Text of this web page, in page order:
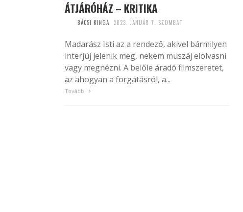
ÁTJÁRÓHÁZ – KRITIKA
BÁCSI KINGA 2023. JANUÁR 7. SZOMBAT
Madarász Isti az a rendező, akivel bármilyen
interjúj jelenik meg, nekem muszáj elolvasni
vagy megnézni. A belőle áradó filmszeretet,
az ahogyan a forgatásról, a...
Tovább